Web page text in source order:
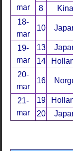
mar
8
Kina
18-
mar
10
19-
mar
13
14
20-
mar
16
21-
mar
19
20